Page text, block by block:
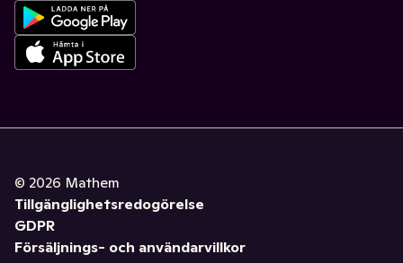
© 2026 Mathem
Tillgänglighetsredogörelse
GDPR
Försäljnings- och användarvillkor